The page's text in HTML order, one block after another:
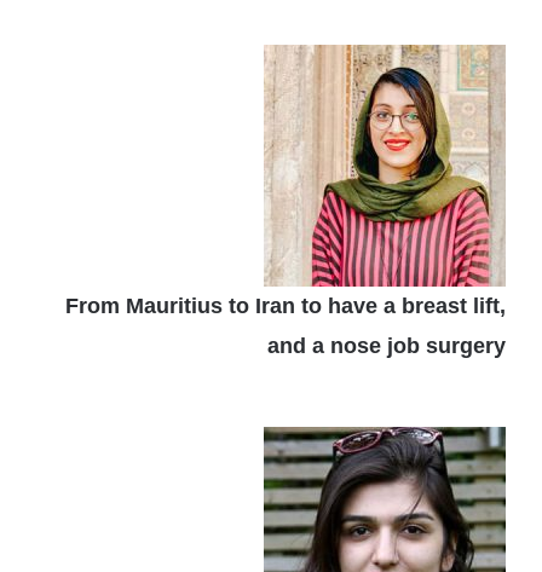
From Mauritius to Iran to have a breast lift,
and a nose job surgery